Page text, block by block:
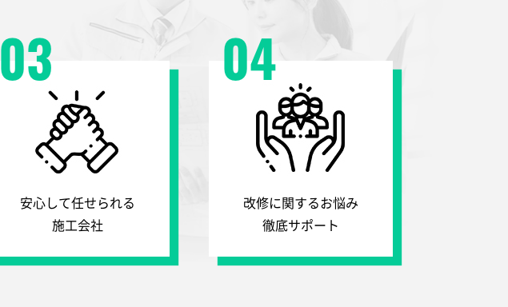
安心して任せられる
施工会社
03
改修に関するお悩み
徹底サポート
04